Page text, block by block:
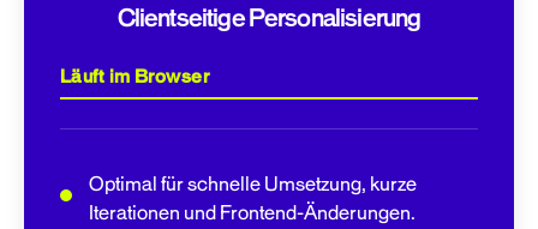
Clientseitige Personalisierung
Läuft im Browser
Optimal für schnelle Umsetzung, kurze
Iterationen und Frontend-Änderungen.